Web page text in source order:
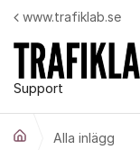
Hoppa till innehåll
Support
www.trafiklab.se
Alla inlägg